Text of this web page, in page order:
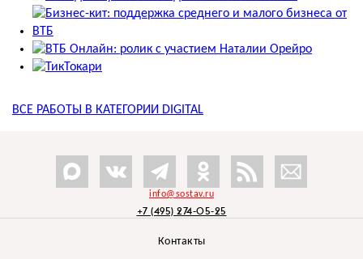
ВСЕ РАБОТЫ В КАТЕГОРИИ DIGITAL
info@sostav.ru
+7 (495) 274-05-25
Контакты